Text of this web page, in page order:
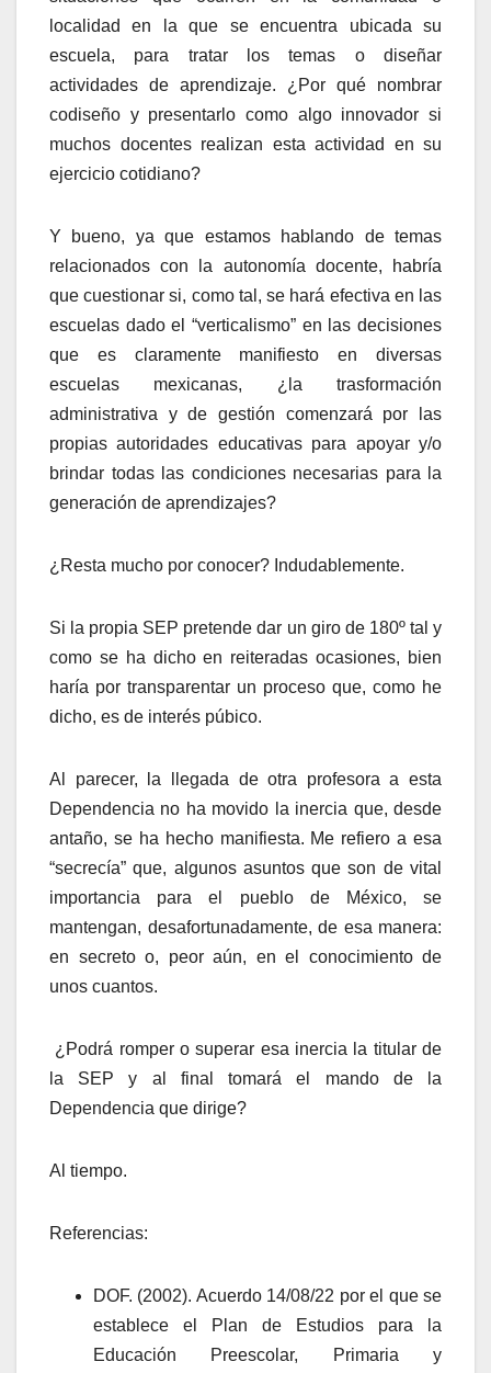
localidad en la que se encuentra ubicada su
escuela, para tratar los temas o diseñar
actividades de aprendizaje. ¿Por qué nombrar
codiseño y presentarlo como algo innovador si
muchos docentes realizan esta actividad en su
ejercicio cotidiano?
Y bueno, ya que estamos hablando de temas
relacionados con la autonomía docente, habría
que cuestionar si, como tal, se hará efectiva en las
escuelas dado el “verticalismo” en las decisiones
que es claramente manifiesto en diversas
escuelas mexicanas, ¿la trasformación
administrativa y de gestión comenzará por las
propias autoridades educativas para apoyar y/o
brindar todas las condiciones necesarias para la
generación de aprendizajes?
¿Resta mucho por conocer? Indudablemente.
Si la propia SEP pretende dar un giro de 180º tal y
como se ha dicho en reiteradas ocasiones, bien
haría por transparentar un proceso que, como he
dicho, es de interés púbico.
Al parecer, la llegada de otra profesora a esta
Dependencia no ha movido la inercia que, desde
antaño, se ha hecho manifiesta. Me refiero a esa
“secrecía” que, algunos asuntos que son de vital
importancia para el pueblo de México, se
mantengan, desafortunadamente, de esa manera:
en secreto o, peor aún, en el conocimiento de
unos cuantos.
¿Podrá romper o superar esa inercia la titular de
la SEP y al final tomará el mando de la
Dependencia que dirige?
Al tiempo.
Referencias:
DOF. (2002). Acuerdo 14/08/22 por el que se
establece el Plan de Estudios para la
Educación Preescolar, Primaria y